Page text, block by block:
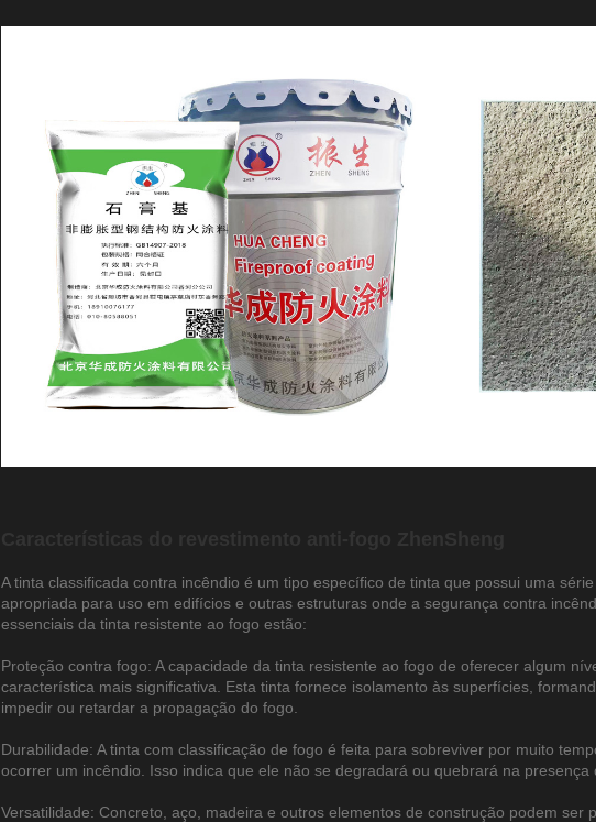
A tinta classificada contra incêndio é um tipo específico de tinta que possui uma
apropriada para uso em edifícios e outras estruturas onde a segurança contra
essenciais da tinta resistente ao fogo estão:
Proteção contra fogo: A capacidade da tinta resistente ao fogo de oferecer algum
característica mais significativa. Esta tinta fornece isolamento às superfícies,
impedir ou retardar a propagação do fogo.
Durabilidade: A tinta com classificação de fogo é feita para sobreviver por muito
ocorrer um incêndio. Isso indica que ele não se degradará ou quebrará na presença
Versatilidade: Concreto, aço, madeira e outros elementos de construção podem ser